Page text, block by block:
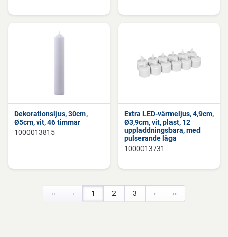
Dekorationsljus, 30cm,
Ø5cm, vit, 46 timmar
1000013815
Extra LED-värmeljus, 4,9cm,
Ø3,9cm, vit, plast, 12
uppladdningsbara, med
pulserande låga
1000013731
‹‹ ‹ 1 2 3 › ››